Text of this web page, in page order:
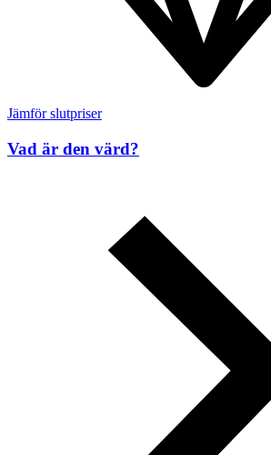
Jämför slutpriser
Vad är den värd?